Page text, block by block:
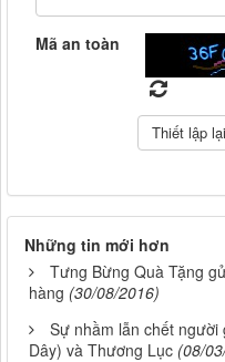
Mã an toàn
Những tin mới hơn
Tưng Bừng Quà Tặng
hàng (30/08/2016)
Sự nhầm lẫn chết
Dây) và Thương Lục (08/